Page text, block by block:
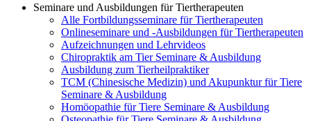
Seminare und Ausbildungen für Tiertherapeuten
Alle Fortbildungsseminare für Tiertherapeuten
Onlineseminare und -Ausbildungen für Tiertherapeuten
Aufzeichnungen und Lehrvideos
Chiropraktik am Tier Seminare & Ausbildung
Ausbildung zum Tierheilpraktiker
TCM (Chinesische Medizin) und Akupunktur für Tiere
Seminare & Ausbildung
Homöopathie für Tiere Seminare & Ausbildung